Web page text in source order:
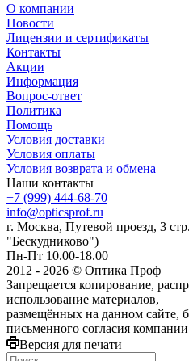
О компании
Новости
Лицензии и сертификаты
Контакты
Акции
Информация
Вопрос-ответ
Политика
Помощь
Условия доставки
Условия оплаты
Условия возврата и обмена
Наши контакты
+7 (999) 444-68-70
info@opticsprof.ru
г. Москва, Путевой проезд, 3
"Бескудниково")
Пн-Пт 10.00-18.00
2012 - 2026 © Оптика Проф
Запрещается копирование,
использование материалов,
размещённых на данном сайте,
письменного согласия компании
Версия для печати